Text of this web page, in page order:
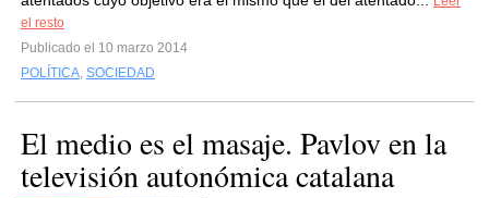
el resto
Publicado el 10 marzo 2014
POLÍTICA, SOCIEDAD
El medio es el masaje. Pavlov en la
televisión autonómica catalana